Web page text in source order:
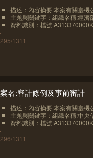
描述：內容摘要:本案有關臺機
主題與關鍵字：組織名稱:經
資料識別：檔號
295/1311
案名:審計條例及事前審計
描述：內容摘要:本案有關臺機
主題與關鍵字：組織名稱:中
資料識別：檔號
296/1311